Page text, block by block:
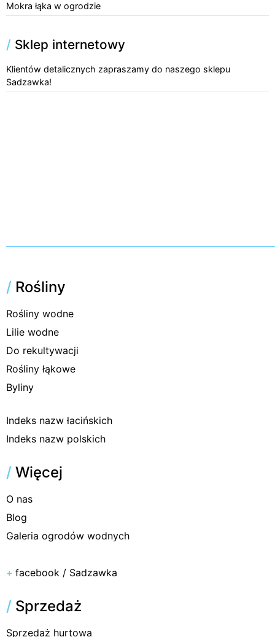
Mokra łąka w ogrodzie
/ Sklep internetowy
Klientów detalicznych zapraszamy do naszego sklepu
Sadzawka!
/ Rośliny
Rośliny wodne
Lilie wodne
Do rekultywacji
Rośliny łąkowe
Byliny
Indeks nazw łacińskich
Indeks nazw polskich
/ Więcej
O nas
Blog
Galeria ogrodów wodnych
+ facebook / Sadzawka
/ Sprzedaż
Sprzedaż hurtowa